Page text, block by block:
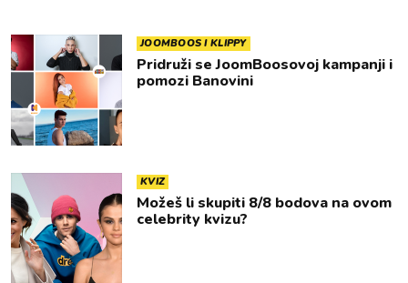
JOOMBOOS I KLIPPY
Pridruži se JoomBoosovoj kampanji i
pomozi Banovini
KVIZ
Možeš li skupiti 8/8 bodova na ovom
celebrity kvizu?